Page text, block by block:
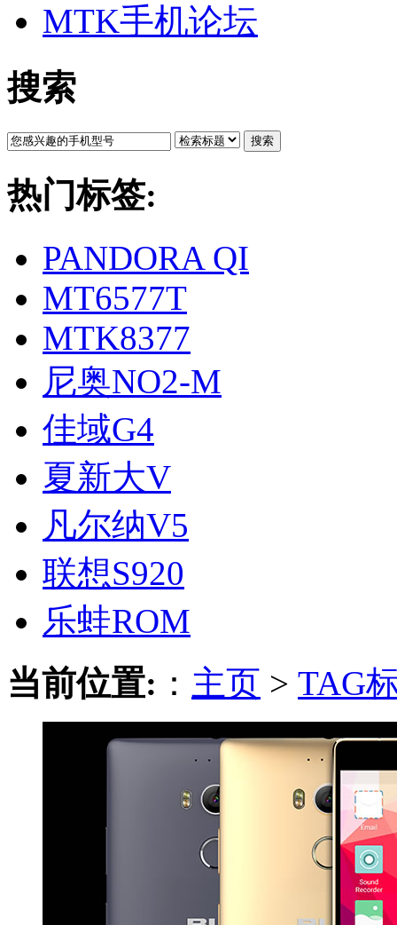
MTK手机论坛
搜索
搜索
热门标签:
PANDORA QI
MT6577T
MTK8377
尼奥NO2-M
佳域G4
夏新大V
凡尔纳V5
联想S920
乐蛙ROM
当前位置: ： 主页 > TAG